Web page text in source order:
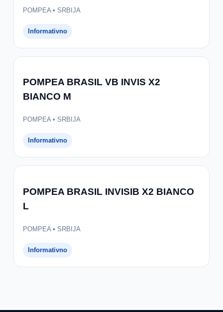
POMPEA • SRBIJA
Informativno
POMPEA BRASIL VB INVIS X2
BIANCO M
POMPEA • SRBIJA
Informativno
POMPEA BRASIL INVISIB X2 BIANCO
L
POMPEA • SRBIJA
Informativno